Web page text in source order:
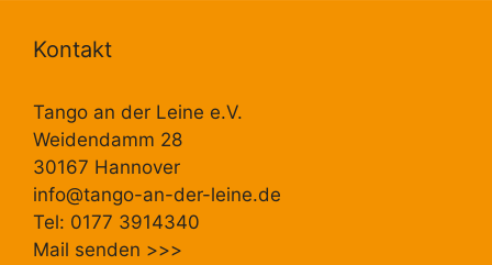
Kontakt
Tango an der Leine e.V.
Weidendamm 28
30167 Hannover
info@tango-an-der-leine.de
Tel: 0177 3914340
Mail senden >>>